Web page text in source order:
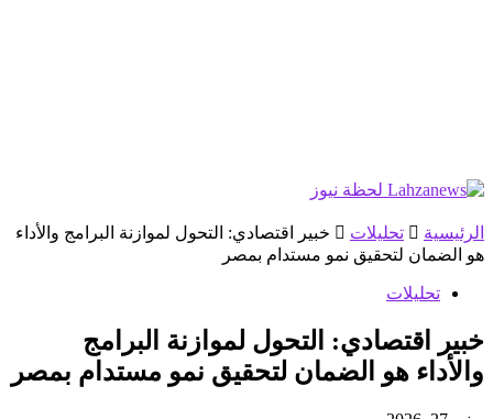
الرئيسية تحليلات
خبير اقتصادي: التحول لموازنة البرامج والأداء
هو الضمان لتحقيق نمو مستدام بمصر
تحليلات
خبير اقتصادي: التحول لموازنة البرامج
والأداء هو الضمان لتحقيق نمو مستدام بمصر